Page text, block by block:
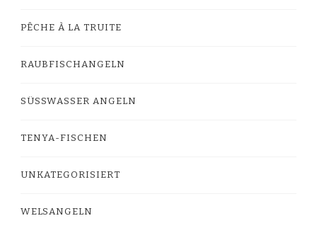
PÊCHE À LA TRUITE
RAUBFISCHANGELN
SÜSSWASSER ANGELN
TENYA-FISCHEN
UNKATEGORISIERT
WELSANGELN